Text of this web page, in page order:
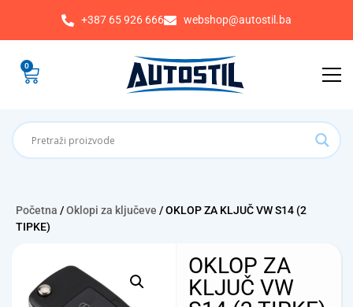
+387 65 926 666 webshop@autostil.ba
0
Početna /Oklopi za ključeve / OKLOP ZA KLJUČ VW S14 (2
TIPKE)
OKLOP ZA
KLJUČ VW